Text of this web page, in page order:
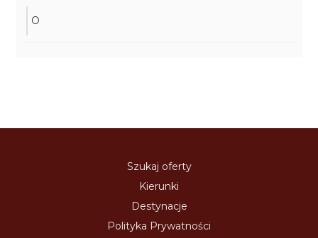
O
Szukaj oferty
Kierunki
Destynacje
Polityka Prywatności